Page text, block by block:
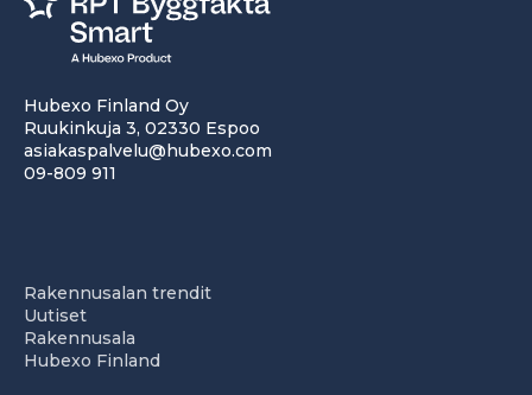
Hubexo Finland Oy
Ruukinkuja 3, 02330 Espoo
asiakaspalvelu@hubexo.com
09-809 911
Rakennusalan trendit
Uutiset
Rakennusala
Hubexo Finland